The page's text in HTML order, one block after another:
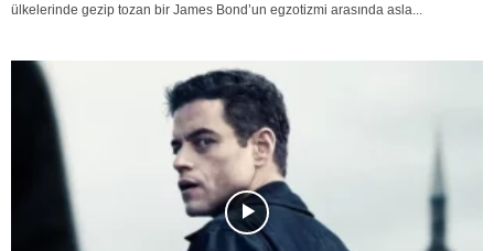
ülkelerinde gezip tozan bir James Bond’un egzotizmi arasında asla...